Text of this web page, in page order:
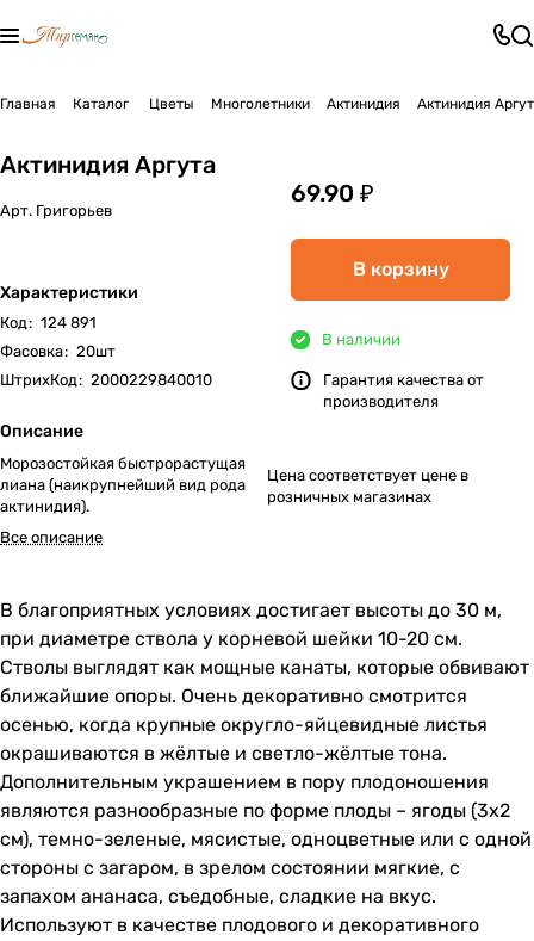
Главная Каталог Цветы Многолетники Актинидия Актинидия
Актинидия Аргута
Арт. Григорьев
Характеристики
Код: 124 891
Фасовка: 20шт
ШтрихКод: 2000229840010
Описание
Морозостойкая быстрорастущая
лиана (наикрупнейший вид рода
актинидия).
Все описание
69.90 ₽
В корзину
В наличии
Гарантия качества от
производителя
Цена соответствует цене в
розничных магазинах
В благоприятных условиях достигает высоты до 30 м,
при диаметре ствола у корневой шейки 10-20 см.
Стволы выглядят как мощные канаты, которые обвивают
ближайшие опоры. Очень декоративно смотрится
осенью, когда крупные округло-яйцевидные листья
окрашиваются в жёлтые и светло-жёлтые тона.
Дополнительным украшением в пору плодоношения
являются разнообразные по форме плоды – ягоды (3х2
см), темно-зеленые, мясистые, одноцветные или с одной
стороны с загаром, в зрелом состоянии мягкие, с
запахом ананаса, съедобные, сладкие на вкус.
Используют в качестве плодового и декоративного